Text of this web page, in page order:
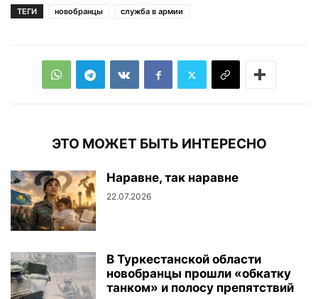
ТЕГИ новобранцы служба в армии
ЭТО МОЖЕТ БЫТЬ ИНТЕРЕСНО
Наравне, так наравне
22.07.2026
В Туркестанской области
новобранцы прошли «обкатку
танком» и полосу препятствий